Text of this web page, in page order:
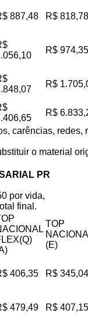
887,48 R$ 818,78
R$ 974,35
R$
R$
carências,
o material
PR
por vida,
final.
TOP
(E)
406,35 R$ 345,04
479,49 R$ 407,15